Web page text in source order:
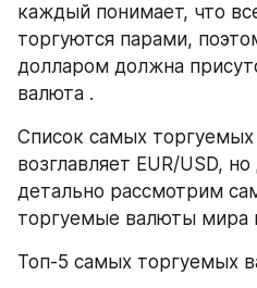
каждый понимает, что
торгуются парами,
долларом должна
валюта .
Список самых
возглавляет EUR/USD,
детально рассмотрим
торгуемые валюты мира
Топ-5 самых торгуемых